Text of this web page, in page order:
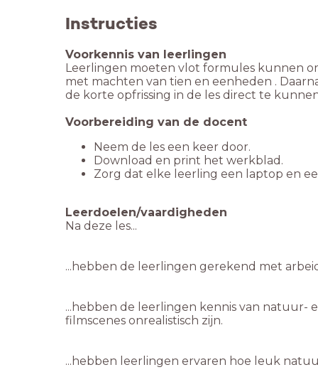
Instructies
Leerlingen moeten vlot formules kunnen
met machten van tien en eenheden .
de korte opfrissing in de les direct te
...hebben de leerlingen kennis van
...hebben leerlingen ervaren hoe leuk